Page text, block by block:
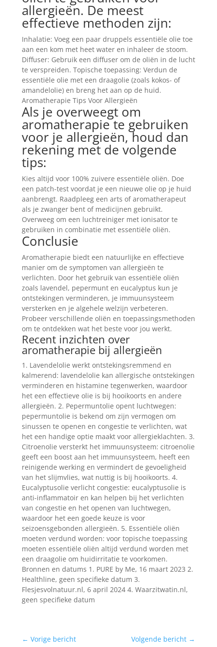
allergieën. De meest
effectieve methoden zijn:
Inhalatie: Voeg een paar druppels essentiële olie toe
aan een kom met heet water en inhaleer de stoom.
Diffuser: Gebruik een diffuser om de oliën in de lucht
te verspreiden. Topische toepassing: Verdun de
essentiële olie met een draagolie (zoals kokos- of
amandelolie) en breng het aan op de huid.
Aromatherapie Tips Voor Allergieën
Als je overweegt om
aromatherapie te gebruiken
voor je allergieën, houd dan
rekening met de volgende
tips:
Kies altijd voor 100% zuivere essentiële oliën. Doe
een patch-test voordat je een nieuwe olie op je huid
aanbrengt. Raadpleeg een arts of aromatherapeut
als je zwanger bent of medicijnen gebruikt.
Overweeg om een luchtreiniger met ionisator te
gebruiken in combinatie met essentiële oliën.
Conclusie
Aromatherapie biedt een natuurlijke en effectieve
manier om de symptomen van allergieën te
verlichten. Door het gebruik van essentiële oliën
zoals lavendel, pepermunt en eucalyptus kun je
ontstekingen verminderen, je immuunsysteem
versterken en je algehele welzijn verbeteren.
Probeer verschillende oliën en toepassingsmethoden
om te ontdekken wat het beste voor jou werkt.
Recent inzichten over
aromatherapie bij allergieën
1. Lavendelolie werkt ontstekingsremmend en
kalmerend: lavendelolie kan allergische ontstekingen
verminderen en histamine tegenwerken, waardoor
het een effectieve olie is bij hooikoorts en andere
allergieën. 2. Pepermuntolie opent luchtwegen:
pepermuntolie is bekend om zijn vermogen om
sinussen te openen en congestie te verlichten, wat
het een handige optie maakt voor allergieklachten. 3.
Citroenolie versterkt het immuunsysteem: citroenolie
geeft een boost aan het immuunsysteem, heeft een
reinigende werking en vermindert de gevoeligheid
van het slijmvlies, wat nuttig is bij hooikoorts. 4.
Eucalyptusolie verlicht congestie: eucalyptusolie is
anti-inflammatoir en kan helpen bij het verlichten
van congestie en het openen van luchtwegen,
waardoor het een goede keuze is voor
seizoensgebonden allergieën. 5. Essentiële oliën
moeten verdund worden: voor topische toepassing
moeten essentiële oliën altijd verdund worden met
een draagolie om huidirritatie te voorkomen.
Bronnen en datums 1. PURE by Me, 16 maart 2023 2.
Healthline, geen specifieke datum 3.
Flesjesvolnatuur.nl, 6 april 2024 4. Waarzitwatin.nl,
geen specifieke datum
← Vorige bericht Volgende bericht →